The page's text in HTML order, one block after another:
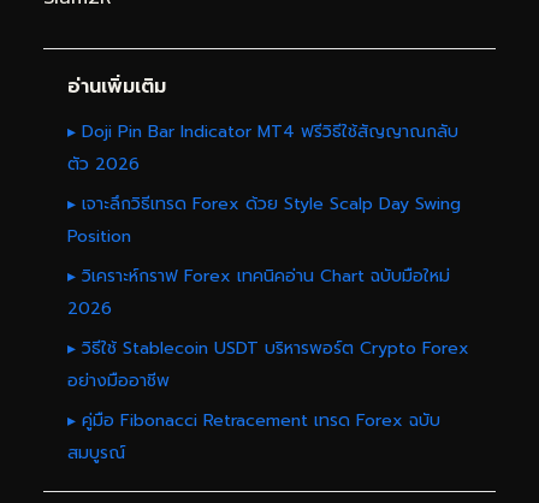
อ่านเพิ่มเติม
▸ Doji Pin Bar Indicator MT4 ฟรีวิธีใช้สัญญาณกลับ
ตัว 2026
▸ เจาะลึกวิธีเทรด Forex ด้วย Style Scalp Day Swing
Position
▸ วิเคราะห์กราฟ Forex เทคนิคอ่าน Chart ฉบับมือใหม่
2026
▸ วิธีใช้ Stablecoin USDT บริหารพอร์ต Crypto Forex
อย่างมืออาชีพ
▸ คู่มือ Fibonacci Retracement เทรด Forex ฉบับ
สมบูรณ์